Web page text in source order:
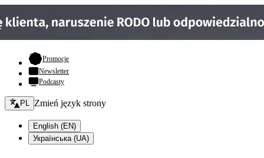
Promocje- otwiera się w nowej karcie
Newsletter
Podcasty
Zmień język - bieżący:
PL Zmień język strony
English (EN)
Українська (UA)